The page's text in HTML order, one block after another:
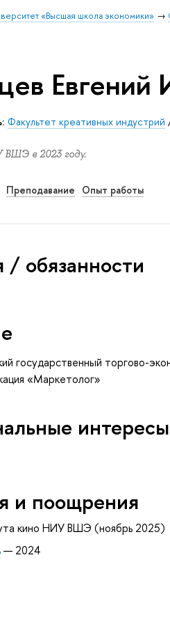
«Высшая школа экономики»
Евгений
Факультет креативных индустрий
в 2023 году.
Преподавание Опыт работы
обязанности
государственный торгово-
«Маркетолог»
интересы
и поощрения
кино НИУ ВШЭ (ноябрь 2025)
— 2024